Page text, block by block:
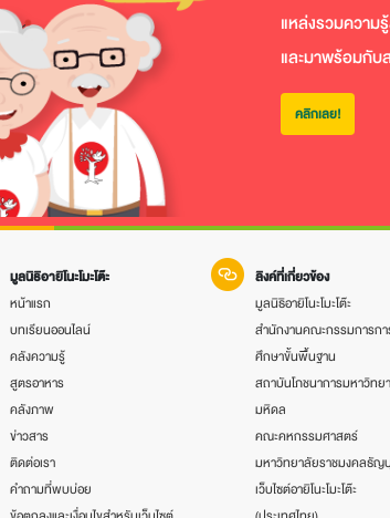
แหล่งรวมความ
และมาพร้อมกับ
คลิกเลย!
มูลนิธิอายิโนะโมะโต๊ะ
หน้าแรก
บทเรียนออนไลน์
คลังความรู้
สูตรอาหาร
คลังภาพ
ข่าวสาร
ติดต่อเรา
คำถามที่พบบ่อย
ลิงค์ที่เกี่ยวข้อง
มูลนิธิอายิโนะโมะโต๊ะ
สำนักงานคณะกรรมการก
ศึกษาขั้นพื้นฐาน
สถาบันโภชนาการมหาวิทย
มหิดล
คณะคหกรรมศาสตร์
มหาวิทยาลัยราชมงคลธัญ
เว็บไซต์อายิโนะโมะโต๊ะ